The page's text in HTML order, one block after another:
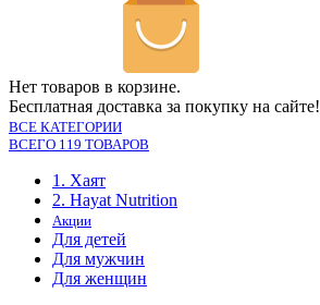
Нет товаров в корзине.
Бесплатная доставка за покупку на сайте!
ВСЕ КАТЕГОРИИ
ВСЕГО 119 ТОВАРОВ
1. Хаят
2. Hayat Nutrition
Акции
Для детей
Для мужчин
Для женщин